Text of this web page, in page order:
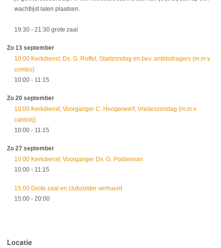
wachtlijst laten plaatsen.
19:30 - 21:30 grote zaal
Zo 13 september
10:00 Kerkdienst; Ds. G. Roffel, Startzondag en bev. ambtsdragers (m.m.v.
combo)
10:00 - 11:15
Zo 20 september
10:00 Kerkdienst; Voorganger C. Hoogerwerf, Vredeszondag (m.m.v.
cantorij)
10:00 - 11:15
Zo 27 september
10:00 Kerkdienst; Voorganger Ds. G. Polderman
10:00 - 11:15
15:00 Grote zaal en clubzolder verhuurd
15:00 - 20:00
Locatie